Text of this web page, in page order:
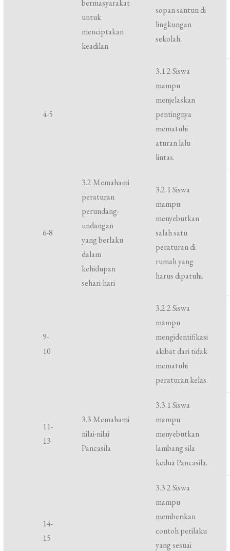
bermasyarakat
untuk
menciptakan
keadilan
sopan santun di
lingkungan
sekolah.
4-5
3.1.2 Siswa
mampu
menjelaskan
pentingnya
mematuhi
aturan lalu
lintas.
6-8
3.2 Memahami
peraturan
perundang-
undangan
yang berlaku
dalam
kehidupan
sehari-hari
3.2.1 Siswa
mampu
menyebutkan
salah satu
peraturan di
rumah yang
harus dipatuhi.
9-
10
3.2.2 Siswa
mampu
mengidentifikasi
akibat dari tidak
mematuhi
peraturan kelas.
11-
13
3.3 Memahami
nilai-nilai
Pancasila
3.3.1 Siswa
mampu
menyebutkan
lambang sila
kedua Pancasila.
14-
15
3.3.2 Siswa
mampu
memberikan
contoh perilaku
yang sesuai